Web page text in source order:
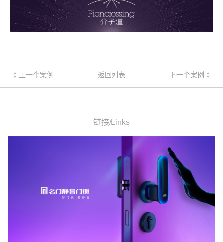
《 上一个案例 返回列表 下一个案例 》
链接/Links